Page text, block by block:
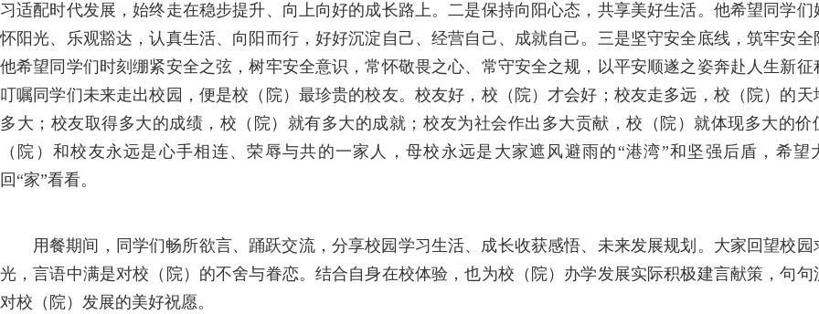
习适配时代发展，始终走在稳步提升、向上向好的成长路上。二是保持向阳心态，共享美好生活。他希望同学们
怀阳光、乐观豁达，认真生活、向阳而行，好好沉淀自己、经营自己、成就自己。三是坚守安全底线，筑牢安全
他希望同学们时刻绷紧安全之弦，树牢安全意识，常怀敬畏之心、常守安全之规，以平安顺遂之姿奔赴人生新征
叮嘱同学们未来走出校园，便是校（院）最珍贵的校友。校友好，校（院）才会好；校友走多远，校（院）的天
多大；校友取得多大的成绩，校（院）就有多大的成就；校友为社会作出多大贡献，校（院）就体现多大的价
（院）和校友永远是心手相连、荣辱与共的一家人，母校永远是大家遮风避雨的“港湾”和坚强后盾，希望
回“家”看看。
用餐期间，同学们畅所欲言、踊跃交流，分享校园学习生活、成长收获感悟、未来发展规划。大家回望校园
光，言语中满是对校（院）的不舍与眷恋。结合自身在校体验，也为校（院）办学发展实际积极建言献策，句句
对校（院）发展的美好祝愿。